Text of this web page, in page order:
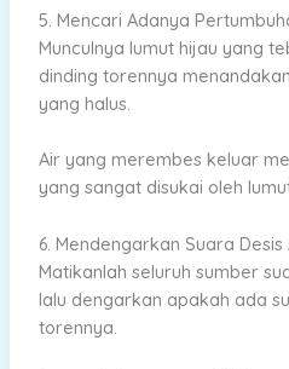
5. Mencari Adanya
Munculnya lumut hijau yang
dinding torennya
yang halus.
Air yang merembes keluar
yang sangat disukai oleh
6. Mendengarkan Suara Desis
Matikanlah seluruh sumber
lalu dengarkan apakah ada
torennya.